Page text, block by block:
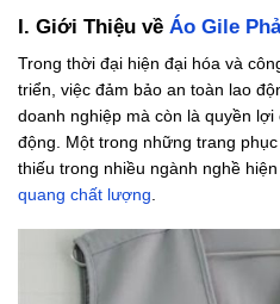
I. Giới Thiệu về Áo Gile
Trong thời đại hiện đại hóa và
triển, việc đảm bảo an toàn lao
doanh nghiệp mà còn là quyền
động. Một trong những trang
thiếu trong nhiều ngành nghề
quang chất lượng